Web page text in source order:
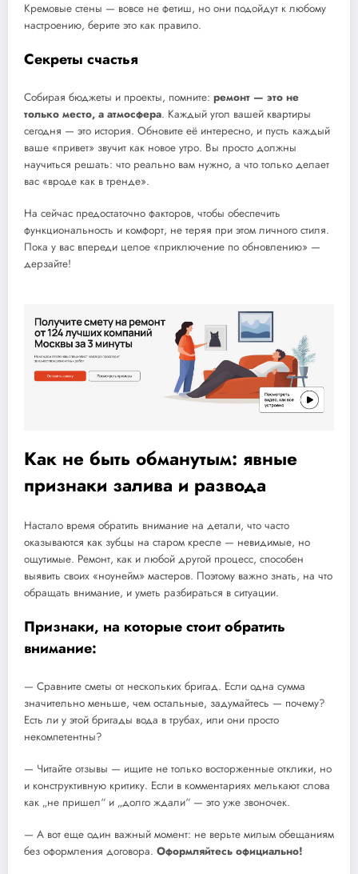
Кремовые стены — вовсе не фетиш, но они подойдут к любому
настроению, берите это как правило.
Секреты счастья
Собирая бюджеты и проекты, помните: ремонт — это не
только место, а атмосфера. Каждый угол вашей квартиры
сегодня — это история. Обновите её интересно, и пусть каждый
ваше «привет» звучит как новое утро. Вы просто должны
научиться решать: что реально вам нужно, а что только делает
вас «вроде как в тренде».
На сейчас предостаточно факторов, чтобы обеспечить
функциональность и комфорт, не теряя при этом личного стиля.
Пока у вас впереди целое «приключение по обновлению» —
дерзайте!
Как не быть обманутым: явные
признаки залива и развода
Настало время обратить внимание на детали, что часто
оказываются как зубцы на старом кресле — невидимые, но
ощутимые. Ремонт, как и любой другой процесс, способен
выявить своих «ноунейм» мастеров. Поэтому важно знать, на что
обращать внимание, и уметь разбираться в ситуации.
Признаки, на которые стоит обратить
внимание:
— Сравните сметы от нескольких бригад. Если одна сумма
значительно меньше, чем остальные, задумайтесь — почему?
Есть ли у этой бригады вода в трубах, или они просто
некомпетентны?
— Читайте отзывы — ищите не только восторженные отклики, но
и конструктивную критику. Если в комментариях мелькают слова
как „не пришел“ и „долго ждали“ — это уже звоночек.
— А вот еще один важный момент: не верьте милым обещаниям
без оформления договора. Оформляйтесь официально!